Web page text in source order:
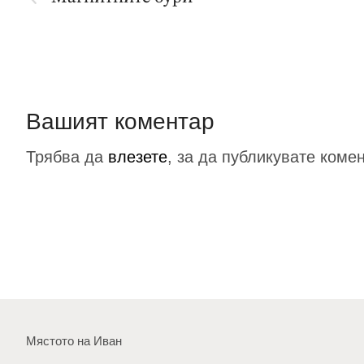
Вашият коментар
Трябва да влезете, за да публикувате
Мястото на Иван